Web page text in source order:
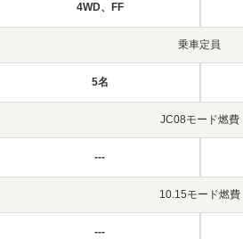
4WD、FF
乗車定員
5名
JC08モード燃費
---
10.15モード燃費
---